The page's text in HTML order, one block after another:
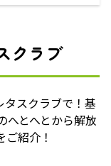
クラブ
スクラブで！基
へとへとから解放
紹介！